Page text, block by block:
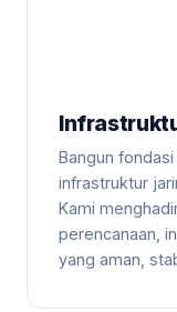
Bangun
infrastruktur
Kami
perencanaan,
yang aman,